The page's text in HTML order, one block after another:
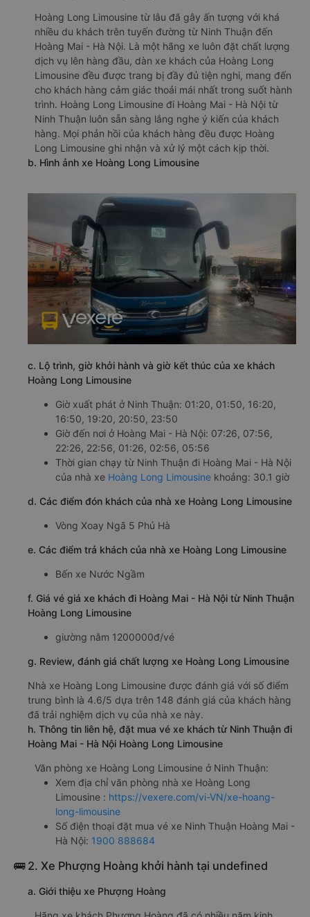
Hoàng Long Limousine từ lâu đã gây ấn tượng với khá
nhiều du khách trên tuyến đường từ Ninh Thuận đến
Hoàng Mai - Hà Nội. Là một hãng xe luôn đặt chất lượng
dịch vụ lên hàng đầu, dàn xe khách của Hoàng Long
Limousine đều được trang bị đầy đủ tiện nghi, mang đến
cho khách hàng cảm giác thoải mái nhất trong suốt hành
trình. Hoàng Long Limousine đi Hoàng Mai - Hà Nội từ
Ninh Thuận luôn sẵn sàng lắng nghe ý kiến của khách
hàng. Mọi phản hồi của khách hàng đều được Hoàng
Long Limousine ghi nhận và xử lý một cách kịp thời.
b. Hình ảnh xe Hoàng Long Limousine
c. Lộ trình, giờ khởi hành và giờ kết thúc của xe khách
Hoàng Long Limousine
Giờ xuất phát ở Ninh Thuận: 01:20, 01:50, 16:20,
16:50, 19:20, 20:50, 23:50
Giờ đến nơi ở Hoàng Mai - Hà Nội: 07:26, 07:56,
22:26, 22:56, 01:26, 02:56, 05:56
Thời gian chạy từ Ninh Thuận đi Hoàng Mai - Hà Nội
của nhà xe Hoàng Long Limousine khoảng: 30.1 giờ
d. Các điểm đón khách của nhà xe Hoàng Long Limousine
Vòng Xoay Ngã 5 Phủ Hà
e. Các điểm trả khách của nhà xe Hoàng Long Limousine
Bến xe Nước Ngầm
f. Giá vé giá xe khách đi Hoàng Mai - Hà Nội từ Ninh Thuận
Hoàng Long Limousine
giường nằm 1200000đ/vé
g. Review, đánh giá chất lượng xe Hoàng Long Limousine
Nhà xe Hoàng Long Limousine được đánh giá với số điểm
trung bình là 4.6/5 dựa trên 148 đánh giá của khách hàng
đã trải nghiệm dịch vụ của nhà xe này.
h. Thông tin liên hệ, đặt mua vé xe khách từ Ninh Thuận đi
Hoàng Mai - Hà Nội Hoàng Long Limousine
Văn phòng xe Hoàng Long Limousine ở Ninh Thuận:
Xem địa chỉ văn phòng nhà xe Hoàng Long
Limousine : https://vexere.com/vi-VN/xe-hoang-
long-limousine
Số điện thoại đặt mua vé xe Ninh Thuận Hoàng Mai -
Hà Nội: 1900 888684
🚌 2. Xe Phượng Hoàng khởi hành tại undefined
a. Giới thiệu xe Phượng Hoàng